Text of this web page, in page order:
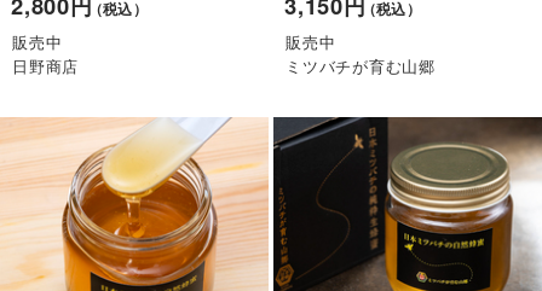
（税込）
販売中
日野商店
（税込）
販売中
ミツバチが育む山郷